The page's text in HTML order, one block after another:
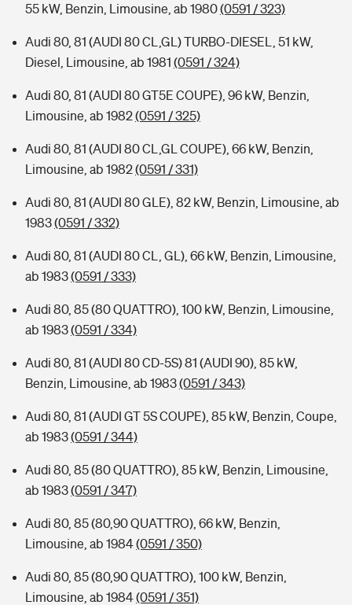
55 kW, Benzin, Limousine, ab 1980(0591 / 323)
Audi 80, 81 (AUDI 80 CL,GL) TURBO-DIESEL, 51 kW,
Diesel, Limousine, ab 1981 (0591 / 324)
Audi 80, 81 (AUDI 80 GT5E COUPE), 96 kW, Benzin,
Limousine, ab 1982(0591 / 325)
Audi 80, 81 (AUDI 80 CL,GL COUPE), 66 kW, Benzin,
Limousine, ab 1982(0591 / 331)
Audi 80, 81 (AUDI 80 GLE), 82 kW, Benzin, Limousine, ab
1983(0591 / 332)
Audi 80, 81 (AUDI 80 CL, GL), 66 kW, Benzin, Limousine,
ab 1983(0591 / 333)
Audi 80, 85 (80 QUATTRO), 100 kW, Benzin, Limousine,
ab 1983(0591 / 334)
Audi 80, 81 (AUDI 80 CD-5S) 81 (AUDI 90), 85 kW,
Benzin, Limousine, ab 1983(0591 / 343)
Audi 80, 81 (AUDI GT 5S COUPE), 85 kW, Benzin, Coupe,
ab 1983(0591 / 344)
Audi 80, 85 (80 QUATTRO), 85 kW, Benzin, Limousine,
ab 1983(0591 / 347)
Audi 80, 85 (80,90 QUATTRO), 66 kW, Benzin,
Limousine, ab 1984(0591 / 350)
Audi 80, 85 (80,90 QUATTRO), 100 kW, Benzin,
Limousine, ab 1984(0591 / 351)